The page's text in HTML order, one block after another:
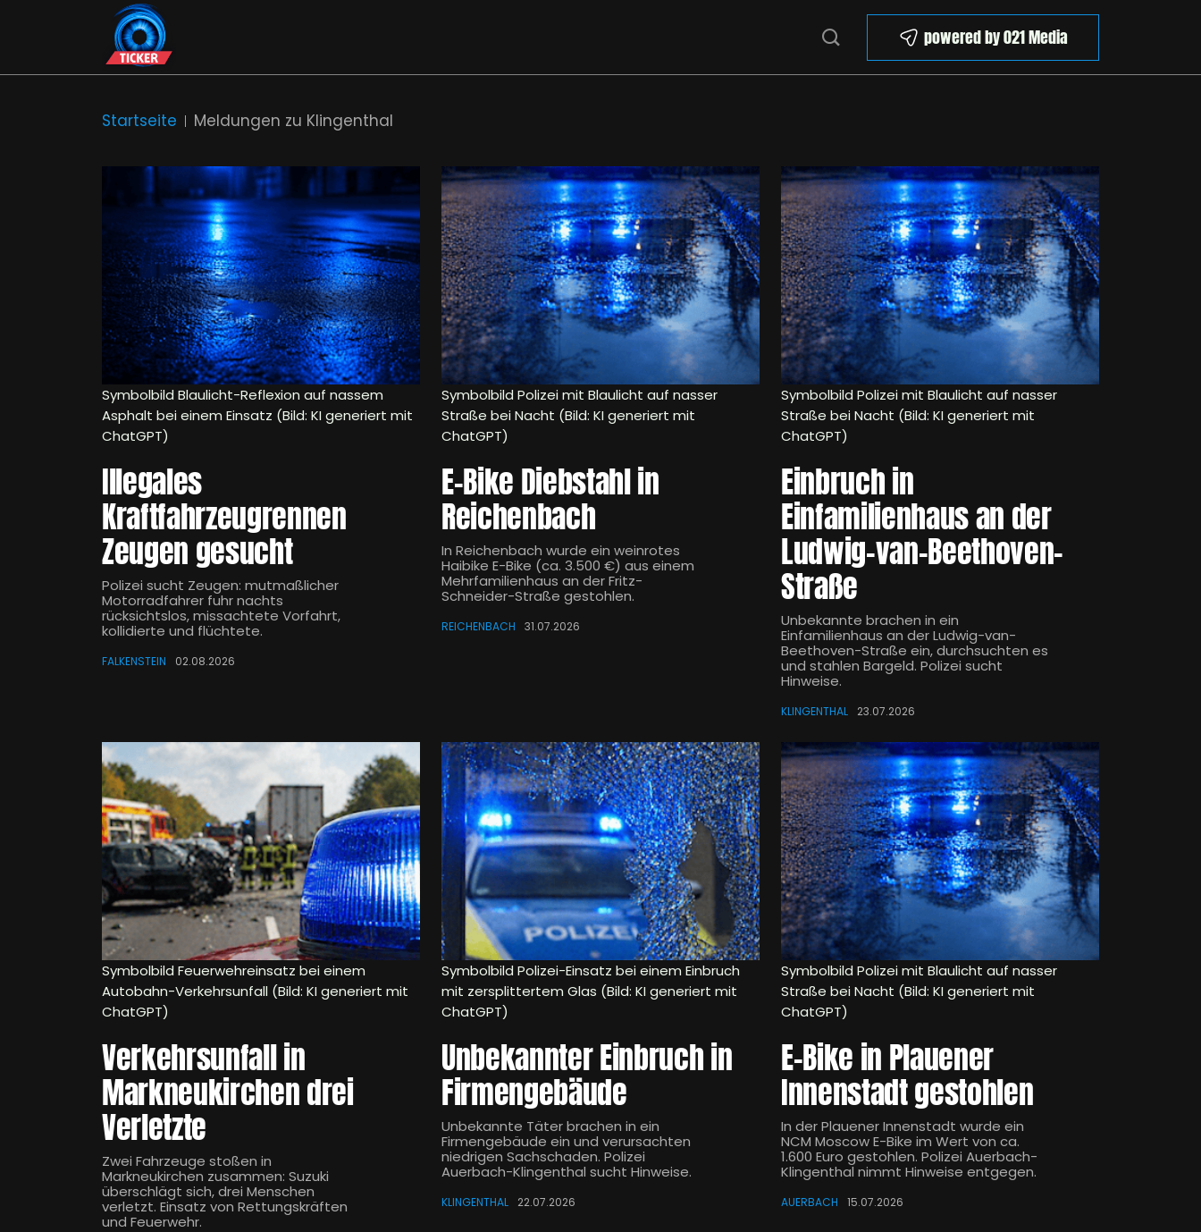
powered by 021 Media
Startseite Meldungen zu Klingenthal
Symbolbild Blaulicht-Reflexion auf nassem
Asphalt bei einem Einsatz (Bild: KI generiert mit
ChatGPT)
Illegales
Kraftfahrzeugrennen
Zeugen gesucht
Polizei sucht Zeugen: mutmaßlicher
Motorradfahrer fuhr nachts
rücksichtslos, missachtete Vorfahrt,
kollidierte und flüchtete.
FALKENSTEIN 02.08.2026
Symbolbild Polizei mit Blaulicht auf nasser
Straße bei Nacht (Bild: KI generiert mit
ChatGPT)
E-Bike Diebstahl in
Reichenbach
In Reichenbach wurde ein weinrotes
Haibike E-Bike (ca. 3.500 €) aus einem
Mehrfamilienhaus an der Fritz-
Schneider-Straße gestohlen.
REICHENBACH 31.07.2026
Symbolbild Polizei mit Blaulicht auf nasser
Straße bei Nacht (Bild: KI generiert mit
ChatGPT)
Einbruch in
Einfamilienhaus an der
Ludwig-van-Beethoven-
Straße
Unbekannte brachen in ein
Einfamilienhaus an der Ludwig-van-
Beethoven-Straße ein, durchsuchten es
und stahlen Bargeld. Polizei sucht
Hinweise.
KLINGENTHAL 23.07.2026
Symbolbild Feuerwehreinsatz bei einem
Autobahn-Verkehrsunfall (Bild: KI generiert mit
ChatGPT)
Verkehrsunfall in
Markneukirchen drei
Verletzte
Zwei Fahrzeuge stoßen in
Markneukirchen zusammen: Suzuki
überschlägt sich, drei Menschen
verletzt. Einsatz von Rettungskräften
und Feuerwehr.
Symbolbild Polizei-Einsatz bei einem Einbruch
mit zersplittertem Glas (Bild: KI generiert mit
ChatGPT)
Unbekannter Einbruch in
Firmengebäude
Unbekannte Täter brachen in ein
Firmengebäude ein und verursachten
niedrigen Sachschaden. Polizei
Auerbach-Klingenthal sucht Hinweise.
KLINGENTHAL 22.07.2026
Symbolbild Polizei mit Blaulicht auf nasser
Straße bei Nacht (Bild: KI generiert mit
ChatGPT)
E-Bike in Plauener
Innenstadt gestohlen
In der Plauener Innenstadt wurde ein
NCM Moscow E-Bike im Wert von ca.
1.600 Euro gestohlen. Polizei Auerbach-
Klingenthal nimmt Hinweise entgegen.
AUERBACH 15.07.2026